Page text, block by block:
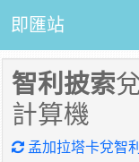
即匯站
智利披索
計算機
孟加拉塔卡兌智